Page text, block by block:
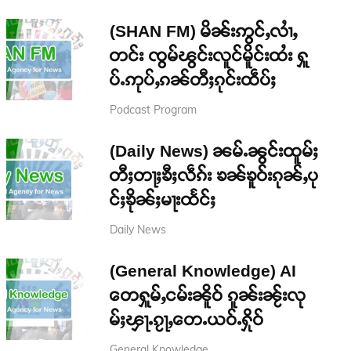
(SHAN FM) မိၼ်းဢွင်ႇလၢႆႇ
တင်း ၸွမ်ၽွင်းလူင်မိူင်းထႆး ႁူ
ပ်ႉဢုပ်ႇၵၼ်တီႈၵုင်းထဵပ်ႈ
Podcast Program
(Daily News) ၼမ်ႉၼွင်းထူမ်ႈ
တီႈတႃႈၶီႈလဵၵ်း ၶၼ်ၶူဝ်းၵုၼ်ႇပု
င်ႈၶိုၼ်ႈမႃးထႅင်ႈ
Daily News
(General Knowledge) AI
တေႁူမ်ႇငမ်းၼိူဝ် ၵူၼ်းၼႂ်းလု
မ်ႈၾႃႉၵႂႃႇတေႉယဝ်ႉႁိုဝ်